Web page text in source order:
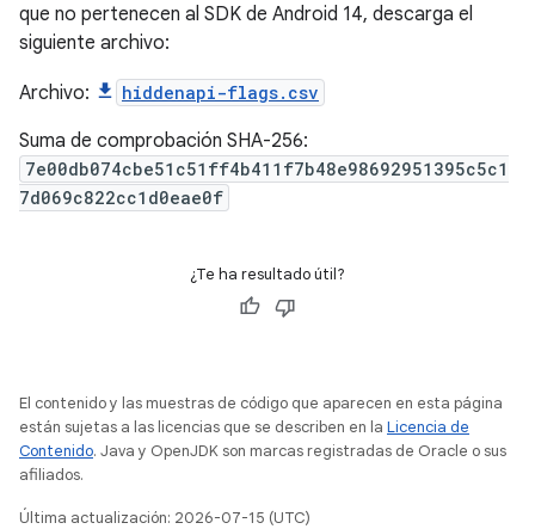
que no pertenecen al SDK de Android 14, descarga el
siguiente archivo:
Archivo: hiddenapi-flags.csv
Suma de comprobación SHA-256:
7e00db074cbe51c51ff4b411f7b48e98692951395c5c1
7d069c822cc1d0eae0f
¿Te ha resultado útil?
El contenido y las muestras de código que aparecen en esta página
están sujetas a las licencias que se describen en la Licencia de
Contenido. Java y OpenJDK son marcas registradas de Oracle o sus
afiliados.
Última actualización: 2026-07-15 (UTC)